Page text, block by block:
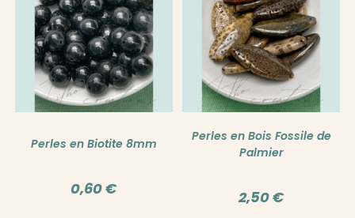
Perles en Biotite 8mm
0,60€
Perles en Bois Fossile de
Palmier
2,50€